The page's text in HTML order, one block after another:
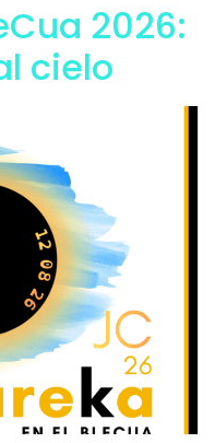
2026:
cielo